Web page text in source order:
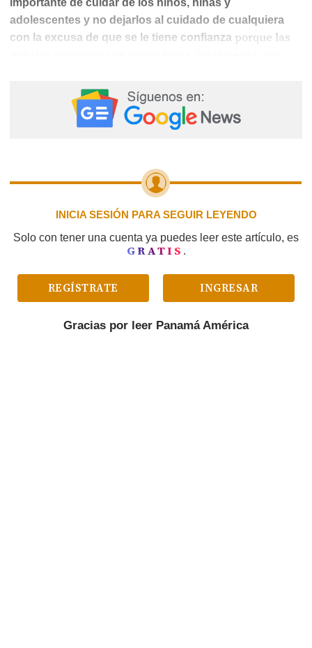
importante de cuidar de los niños, niñas y
adolescentes y no dejarlos al cuidado de cualquiera
con la excusa de que se le tiene confianza porque las
haciéndoles daño. ¡Hay que extremar las
precauciones!
INICIA SESIÓN PARA SEGUIR LEYENDO
Solo con tener una cuenta ya puedes leer este artículo, es
GRATIS .
REGÍSTRATE INGRESAR
Gracias por leer Panamá América